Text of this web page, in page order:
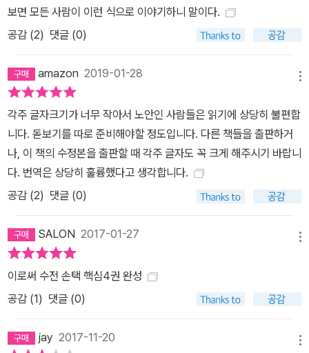
보면 모든 사람이 이런 식으로 이야기하니 말이다.
공감 (2) 댓글 (0)
amazon 2019-01-28
각주 글자크기가 너무 작아서 노안인 사람들은 읽기에 상당히 불편합
니다. 돋보기를 따로 준비해야할 정도입니다. 다른 책들을 출판하거
나, 이 책의 수정본을 출판할 때 각주 글자도 꼭 크게 해주시기 바랍니
다. 번역은 상당히 훌륭했다고 생각합니다.
공감 (2) 댓글 (0)
SALON 2017-01-27
이로써 수전 손택 핵심4권 완성
공감 (1) 댓글 (0)
jay 2017-11-20